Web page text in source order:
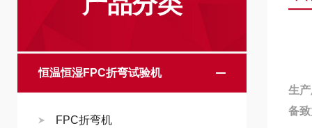
恒温恒湿FPC折弯试验机
FPC折弯机
生
备